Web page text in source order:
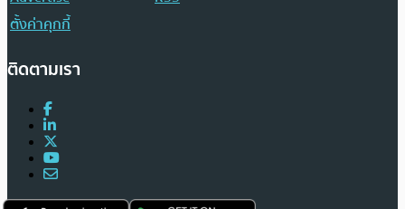
ตั้งค่าคุกกี้
ติดตามเรา